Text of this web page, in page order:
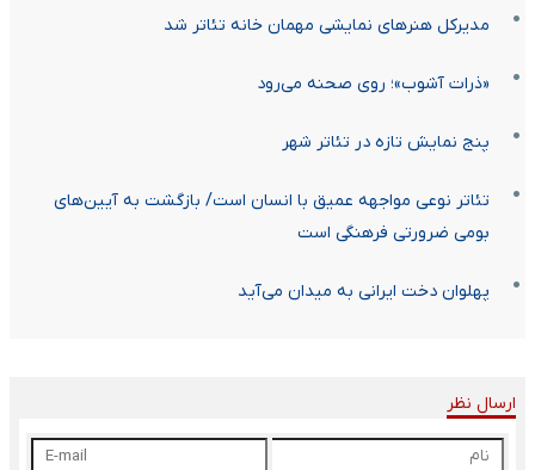
مدیرکل هنرهای نمایشی مهمان خانه تئاتر شد
«ذرات آشوب»؛ روی صحنه می‌رود
پنج نمایش تازه در تئاتر شهر
تئاتر نوعی مواجهه عمیق با انسان است/ بازگشت به آیین‌های
بومی ضرورتی فرهنگی است
پهلوان دخت ایرانی به میدان می‌آید
ارسال نظر